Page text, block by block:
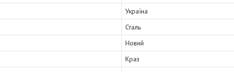
Україна
Сталь
Новий
Краз